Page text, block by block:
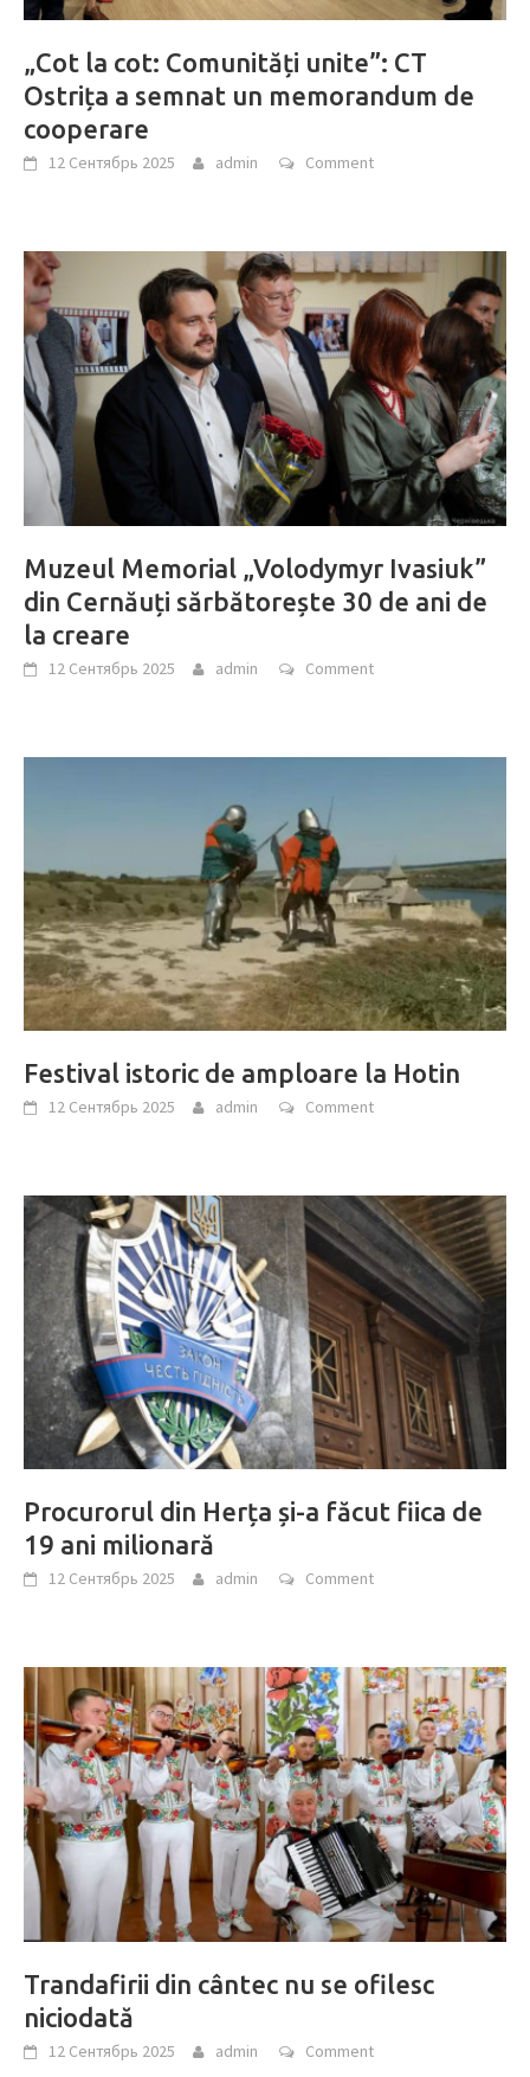
„Cot la cot: Comunități unite”: CT
Ostrița a semnat un memorandum de
cooperare
12 Сентябрь 2025 admin Comment
Muzeul Memorial „Volodymyr Ivasiuk”
din Cernăuți sărbătorește 30 de ani de
la creare
12 Сентябрь 2025 admin Comment
Festival istoric de amploare la Hotin
12 Сентябрь 2025 admin Comment
Procurorul din Herța și-a făcut fiica de
19 ani milionară
12 Сентябрь 2025 admin Comment
Trandafirii din cântec nu se ofilesc
niciodată
12 Сентябрь 2025 admin Comment